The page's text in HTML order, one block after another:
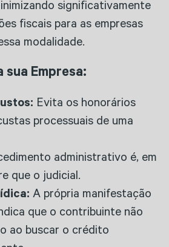
significativamente
fiscais para as empresas
modalidade.
sua Empresa:
Evita os honorários
processuais de uma
administrativo é, em
que o judicial.
A própria manifestação
que o contribuinte não
ao buscar o crédito